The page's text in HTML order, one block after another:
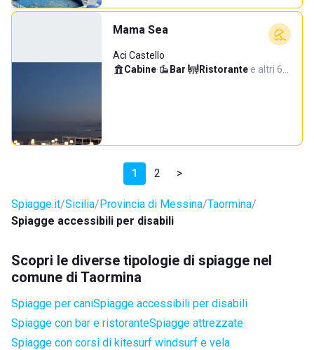
Mama Sea
Aci Castello
Cabine· Bar· Ristorante·e altri 6…
1 2 >
Spiagge.it Sicilia Provincia di Messina Taormina
Spiagge accessibili per disabili
Scopri le diverse tipologie di spiagge nel
comune di Taormina
Spiagge per caniSpiagge accessibili per disabili
Spiagge con bar e ristoranteSpiagge attrezzate
Spiagge con corsi di kitesurf windsurf e vela